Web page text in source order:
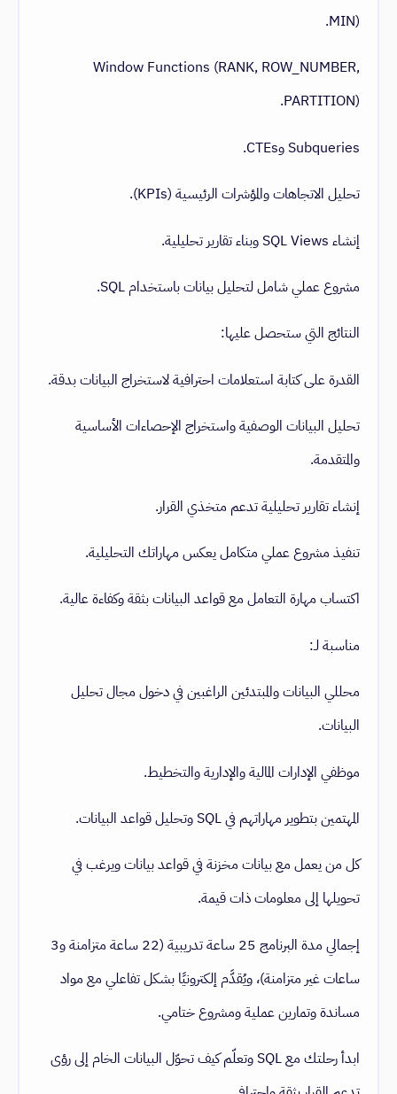
MIN).
Window Functions (RANK, ROW_NUMBER,
PARTITION).
Subqueries وCTEs.
تحليل الاتجاهات والمؤشرات الرئيسية (KPIs).
إنشاء SQL Views وبناء تقارير تحليلية.
مشروع عملي شامل لتحليل بيانات باستخدام SQL.
النتائج التي ستحصل عليها:
القدرة على كتابة استعلامات احترافية لاستخراج البيانات بدقة.
تحليل البيانات الوصفية واستخراج الإحصاءات الأساسية
والمتقدمة.
إنشاء تقارير تحليلية تدعم متخذي القرار.
تنفيذ مشروع عملي متكامل يعكس مهاراتك التحليلية.
اكتساب مهارة التعامل مع قواعد البيانات بثقة وكفاءة عالية.
مناسبة لـ:
محللي البيانات والمبتدئين الراغبين في دخول مجال تحليل
البيانات.
موظفي الإدارات المالية والإدارية والتخطيط.
المهتمين بتطوير مهاراتهم في SQL وتحليل قواعد البيانات.
كل من يعمل مع بيانات مخزنة في قواعد بيانات ويرغب في
تحويلها إلى معلومات ذات قيمة.
إجمالي مدة البرنامج 25 ساعة تدريبية (22 ساعة متزامنة و3
ساعات غير متزامنة)، ويُقدَّم إلكترونيًا بشكل تفاعلي مع مواد
مساندة وتمارين عملية ومشروع ختامي.
ابدأ رحلتك مع SQL وتعلّم كيف تحوّل البيانات الخام إلى رؤى